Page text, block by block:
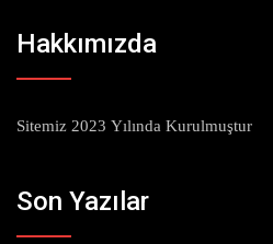
Hakkımızda
Sitemiz 2023 Yılında Kurulmuştur
Son Yazılar